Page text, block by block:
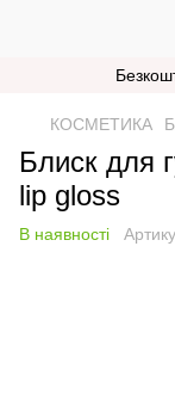
КОСМЕТИКА
Блиск для
lip gloss
В наявності